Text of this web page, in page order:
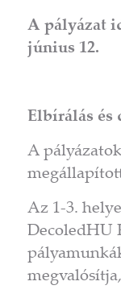
A pályázat
június 12.
Elbírálás és
A
Az 1-3.
DecoledHU